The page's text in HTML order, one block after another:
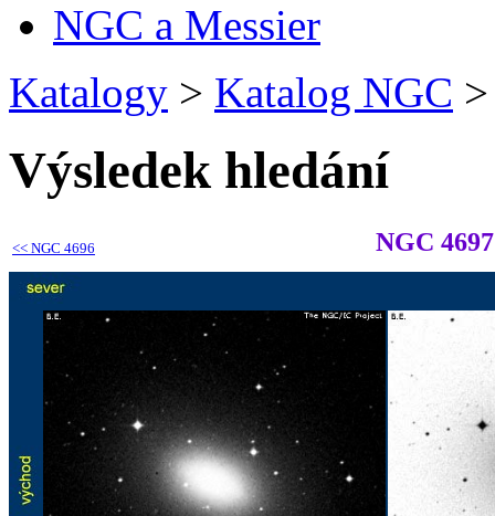
NGC a Messier
Katalogy > Katalog NGC >
Výsledek hledání
<< NGC 4696 NGC 4697